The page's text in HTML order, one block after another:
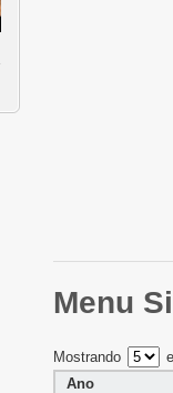
Menu
Mostrando
Ano